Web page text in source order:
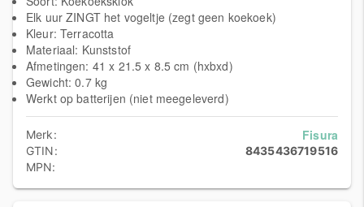
Elk uur ZINGT het vogeltje (zegt geen koekoek)
Kleur: Terracotta
Materiaal: Kunststof
Afmetingen: 41 x 21.5 x 8.5 cm (hxbxd)
Gewicht: 0.7 kg
Werkt op batterijen (niet meegeleverd)
Merk: Fisura
GTIN:
8435436719516
MPN: